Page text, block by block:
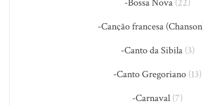
-Bossa Nova (22)
-Canção francesa
-Canto da Sibila(3)
-Canto Gregoriano (13)
-Carnaval (7)